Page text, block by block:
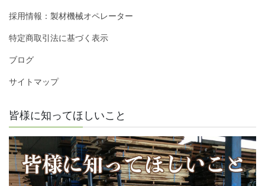
採用情報：製材機械オペレーター
特定商取引法に基づく表示
ブログ
サイトマップ
皆様に知ってほしいこと